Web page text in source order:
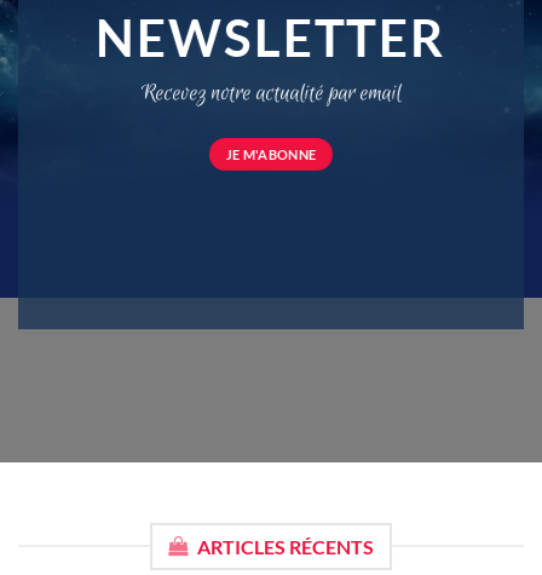
NEWSLETTER
Recevez notre actualité par email
JE M'ABONNE
ARTICLES RÉCENTS